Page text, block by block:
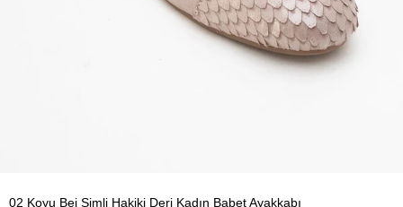
02 Koyu Bej Simli Hakiki Deri Kadın Babet Ayakkabı